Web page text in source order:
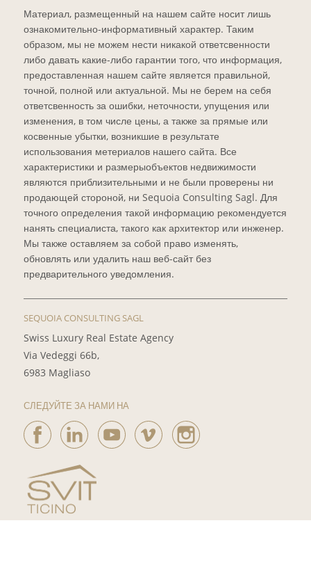
Материал, размещенный на нашем сайте носит лишь
ознакомительно-информативный характер. Таким
образом, мы не можем нести никакой ответсвенности
либо давать какие-либо гарантии того, что информация,
предоставленная нашем сайте является правильной,
точной, полной или актуальной. Мы не берем на себя
ответсвенность за ошибки, неточности, упущения или
изменения, в том числе цены, а также за прямые или
косвенные убытки, возникшие в результате
использования метериалов нашего сайта. Все
характеристики и размерыобъектов недвижимости
являются приблизительными и не были проверены ни
продающей стороной, ни Sequoia Consulting Sagl. Для
точного определения такой информацию рекомендуется
нанять специалиста, такого как архитектор или инженер.
Мы также оставляем за собой право изменять,
обновлять или удалить наш веб-сайт без
предварительного уведомления.
SEQUOIA CONSULTING SAGL
Swiss Luxury Real Estate Agency
Via Vedeggi 66b,
6983 Magliaso
СЛЕДУЙТЕ ЗА НАМИ НА